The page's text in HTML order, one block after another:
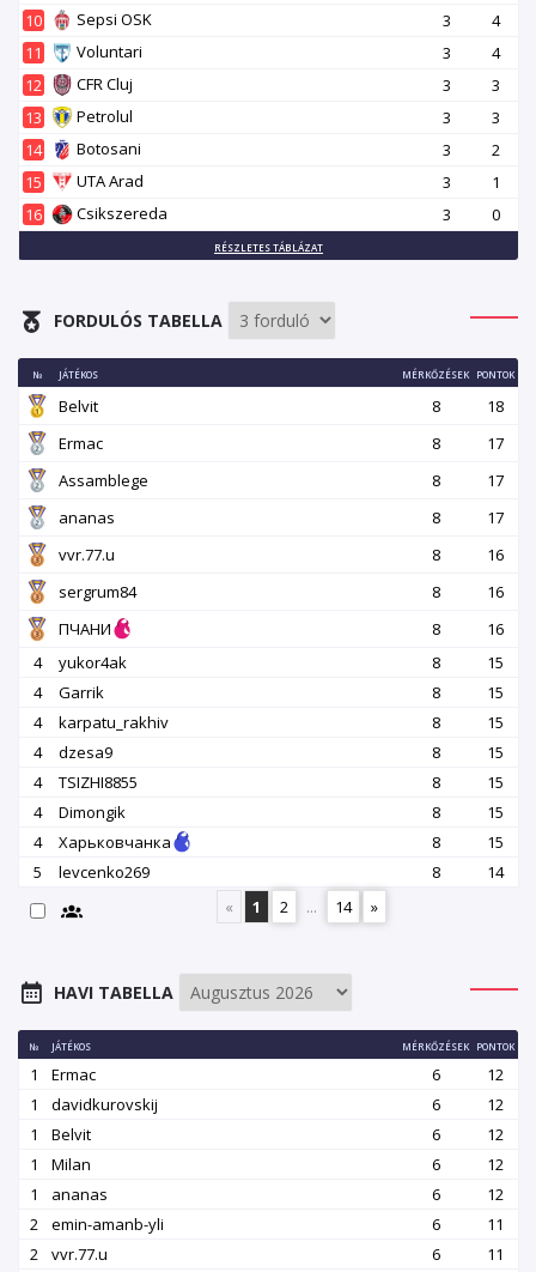
10
Sepsi OSK 3
4
11
Voluntari 3
4
12
CFR Cluj 3
3
13
Petrolul 3
3
14
Botosani 3
2
15
UTA Arad 3
1
16
Csikszereda 3 0
RÉSZLETES TÁBLÁZAT
FORDULÓS TABELLA
№ JÁTÉKOS MÉRKŐZÉSEK PONTOK
Belvit 8
18
Ermac
8
17
Assamblege
8
17
ananas
8
17
vvr.77.u
8
16
sergrum84
8
16
ПЧАНИ
8
16
4
yukor4ak 8
15
4
Garrik 8
15
4
karpatu_rakhiv 8
15
4
dzesa9 8
15
4
TSIZHI8855 8
15
4
Dimongik 8
15
4
Харьковчанка 8
15
5
levcenko269 8
14
«
1 2 ... 14 »
HAVI TABELLA
№ JÁTÉKOS MÉRKŐZÉSEK PONTOK
1 Ermac 6
12
1
davidkurovskij 6
12
1
Belvit 6
12
1
Milan 6
12
1
ananas 6
12
2
emin-amanb-yli 6
11
2
vvr.77.u 6
11